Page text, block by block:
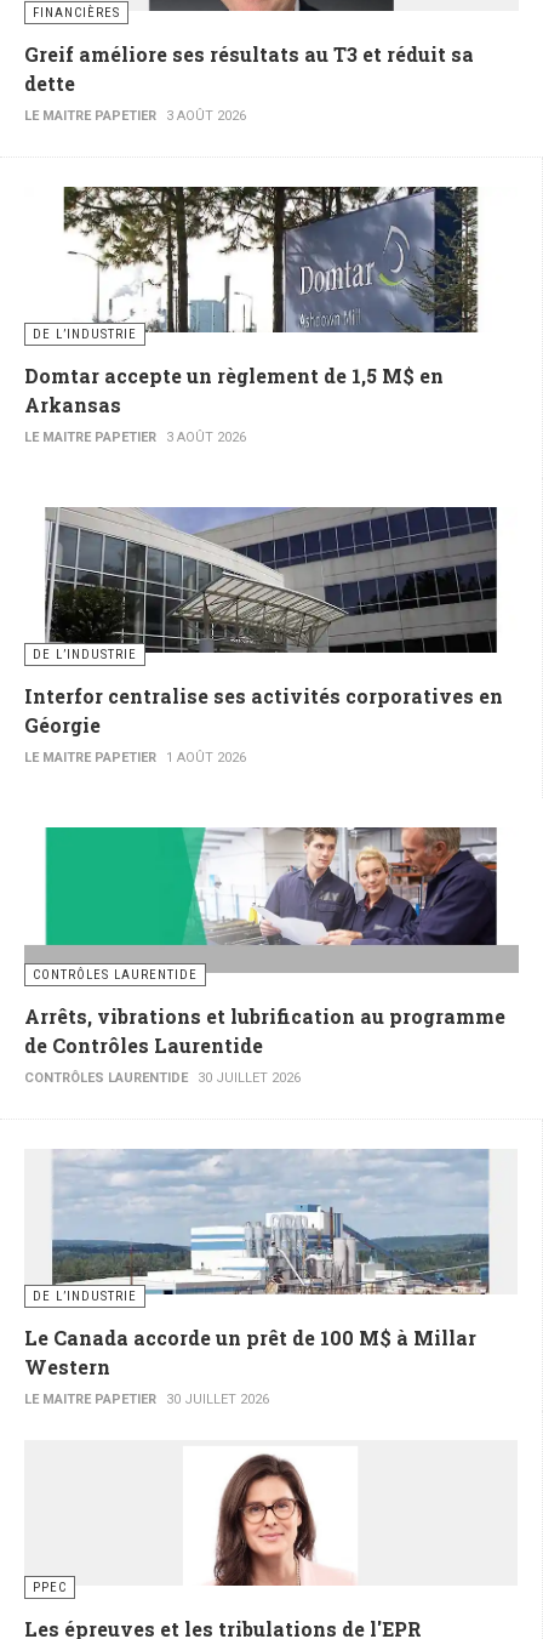
FINANCIÈRES
Greif améliore ses résultats au T3 et réduit sa
dette
LE MAITRE PAPETIER 3 AOÛT 2026
DE L’INDUSTRIE
Domtar accepte un règlement de 1,5 M$ en
Arkansas
LE MAITRE PAPETIER 3 AOÛT 2026
DE L’INDUSTRIE
Interfor centralise ses activités corporatives en
Géorgie
LE MAITRE PAPETIER 1 AOÛT 2026
CONTRÔLES LAURENTIDE
Arrêts, vibrations et lubrification au programme
de Contrôles Laurentide
CONTRÔLES LAURENTIDE 30 JUILLET 2026
DE L’INDUSTRIE
Le Canada accorde un prêt de 100 M$ à Millar
Western
LE MAITRE PAPETIER 30 JUILLET 2026
PPEC
Les épreuves et les tribulations de l'EPR